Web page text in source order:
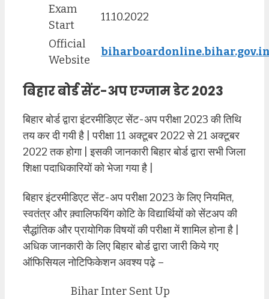
Exam
Start
11.10.2022
Official
Website
बिहार बोर्ड सेंट-अप एग्जाम डेट 2023
बिहार बोर्ड द्वारा इंटरमीडिएट सेंट-अप परीक्षा 2023 की तिथि
तय कर दी गयी है | परीक्षा 11 अक्टूबर 2022 से 21 अक्टूबर
2022 तक होगा | इसकी जानकारी बिहार बोर्ड द्वारा सभी जिला
शिक्षा पदाधिकारियों को भेजा गया है |
बिहार इंटरमीडिएट सेंट-अप परीक्षा 2023 के लिए नियमित,
स्वतंत्र और क़्वालिफयिंग कोटि के विद्यार्थियों को सेंटअप की
सैद्धांतिक और प्रायोगिक विषयों की परीक्षा में शामिल होना है |
अधिक जानकारी के लिए बिहार बोर्ड द्वारा जारी किये गए
ऑफिसियल नोटिफिकेशन अवश्य पढ़े –
Bihar Inter Sent Up